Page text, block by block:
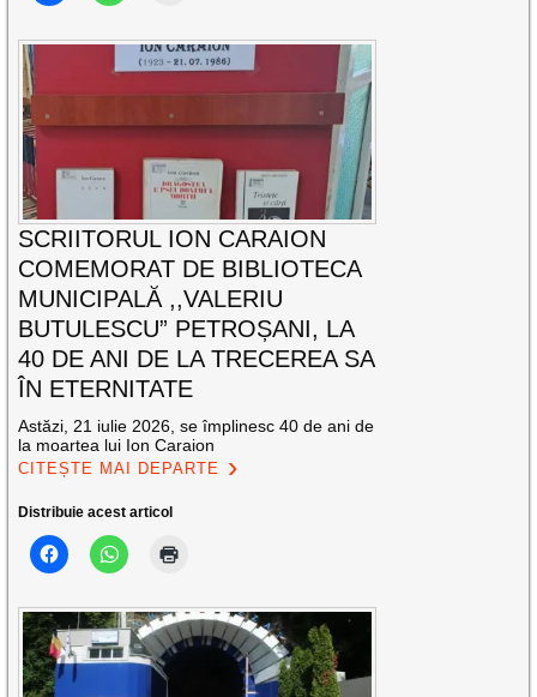
SCRIITORUL ION CARAION
COMEMORAT DE BIBLIOTECA
MUNICIPALĂ ,,VALERIU
BUTULESCU” PETROȘANI, LA
40 DE ANI DE LA TRECEREA SA
ÎN ETERNITATE
Astăzi, 21 iulie 2026, se împlinesc 40 de ani de
la moartea lui Ion Caraion
CITEȘTE MAI DEPARTE
Distribuie acest articol